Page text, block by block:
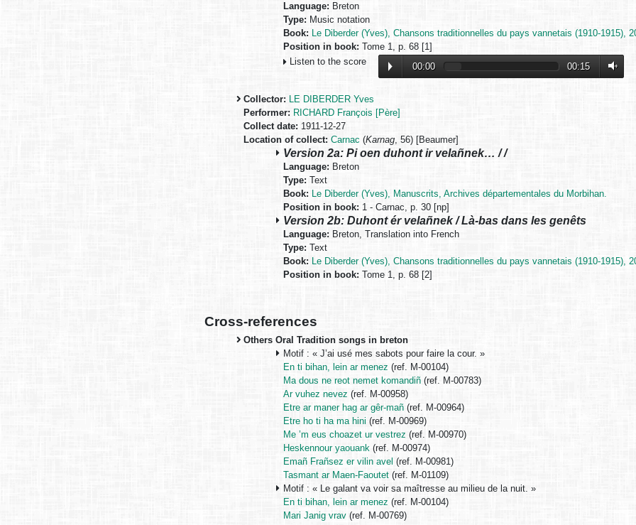
Language: Breton
Type:Music notation
Book: Le Diberder (Yves), Chansons traditionnelles du pays vannetais (1910-1915),
Position in book: Tome 1, p. 68 [1]
Listen to the score
00:00 00:15
Collector: LE DIBERDER Yves
Performer: RICHARD François [Père]
Collect date: 1911-12-27
Location of collect: Carnac (Karnag, 56) [Beaumer]
Version 2a: Pi oen duhont ir velañnek… / /
Language:Breton
Type:Text
Book: Le Diberder (Yves), Manuscrits, Archives départementales du Morbihan.
Position in book: 1 - Carnac, p. 30 [np]
Version 2b: Duhont ér velañnek / Là-bas dans les genêts
Language: Breton, Translation into French
Type: Text
Book: Le Diberder (Yves), Chansons traditionnelles du pays vannetais (1910-1915),
Position in book: Tome 1, p. 68 [2]
Cross-references
Others Oral Tradition songs in breton
Motif : « J’ai usé mes sabots pour faire la cour. »
En ti bihan, lein ar menez (ref. M-00104)
Ma dous ne reot nemet komandiñ (ref. M-00783)
Ar vuhez nevez (ref. M-00958)
Etre ar maner hag ar gêr-mañ (ref. M-00964)
Etre ho ti ha ma hini (ref. M-00969)
Me ’m eus choazet ur vestrez (ref. M-00970)
Heskennour yaouank (ref. M-00974)
Emañ Frañsez er vilin avel (ref. M-00981)
Tasmant ar Maen-Faoutet (ref. M-01109)
Motif : « Le galant va voir sa maîtresse au milieu de la nuit. »
En ti bihan, lein ar menez (ref. M-00104)
Mari Janig vrav (ref. M-00769)